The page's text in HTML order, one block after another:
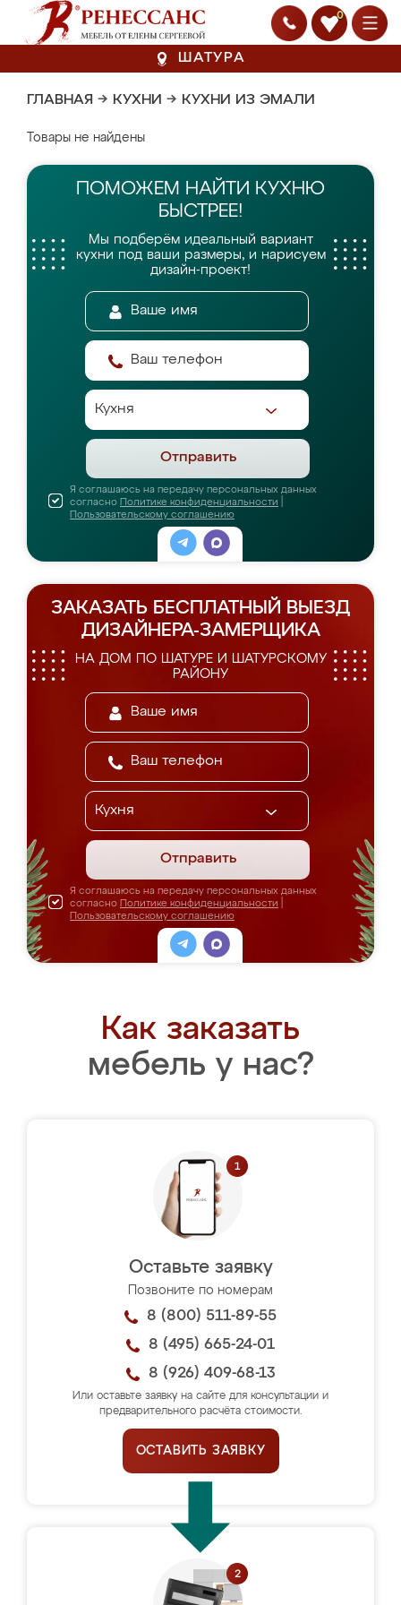
0
ШАТУРА
ГЛАВНАЯ → КУХНИ → КУХНИ ИЗ ЭМАЛИ
Товары не найдены
ПОМОЖЕМ НАЙТИ КУХНЮ
БЫСТРЕЕ!
Мы подберём идеальный вариант
кухни под ваши размеры, и нарисуем
дизайн-проект!
Отправить
Я соглашаюсь на передачу персональных данных
согласно Политике конфиденциальности
Пользовательскому соглашению
ЗАКАЗАТЬ БЕСПЛАТНЫЙ ВЫЕЗД
ДИЗАЙНЕРА-ЗАМЕРЩИКА
НА ДОМ ПО ШАТУРЕ И ШАТУРСКОМУ
РАЙОНУ
Отправить
Я соглашаюсь на передачу персональных данных
согласно Политике конфиденциальности
Пользовательскому соглашению
Как заказать
мебель у нас?
Оставьте заявку
Позвоните по номерам
8 (800) 511-89-55
8 (495) 665-24-01
8 (926) 409-68-13
Или оставьте заявку на сайте для консультации и
предварительного расчёта стоимости.
ОСТАВИТЬ ЗАЯВКУ